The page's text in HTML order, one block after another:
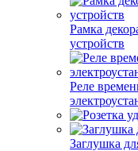
Рамка
устройств
Реле
Заглушка